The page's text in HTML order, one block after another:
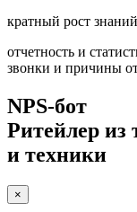
кратный рост
отчетность и
звонки и причины
NPS-бот
Ритейлер из
и техники
×